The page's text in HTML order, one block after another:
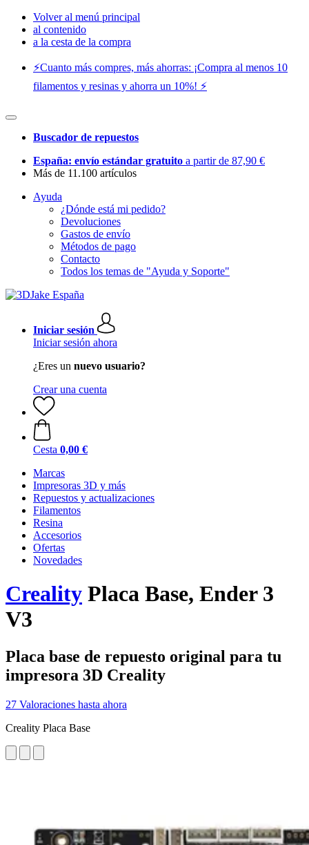
Volver al menú principal
al contenido
a la cesta de la compra
⚡️Cuanto más compres, más ahorras: ¡Compra al menos 10
filamentos y resinas y ahorra un 10%! ⚡️
Buscador de repuestos
España: envío estándar gratuito a partir de 87,90 €
Más de 11.100 artículos
Ayuda
¿Dónde está mi pedido?
Devoluciones
Gastos de envío
Métodos de pago
Contacto
Todos los temas de "Ayuda y Soporte"
Iniciar sesión
Iniciar sesión ahora
¿Eres un nuevo usuario?
Crear una cuenta
Cesta 0,00 €
Marcas
Impresoras 3D y más
Repuestos y actualizaciones
Filamentos
Resina
Accesorios
Ofertas
Novedades
Creality Placa Base, Ender 3
V3
Placa base de repuesto original para tu
impresora 3D Creality
27 Valoraciones hasta ahora
Creality Placa Base